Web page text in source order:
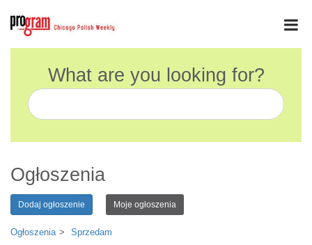
What are you looking for?
Ogłoszenia
Dodaj ogłoszenie Moje ogłoszenia
Ogłoszenia Sprzedam